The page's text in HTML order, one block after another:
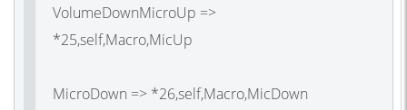
VolumeDownMicroUp =>
*25,self,Macro,MicUp
MicroDown => *26,self,Macro,MicDown